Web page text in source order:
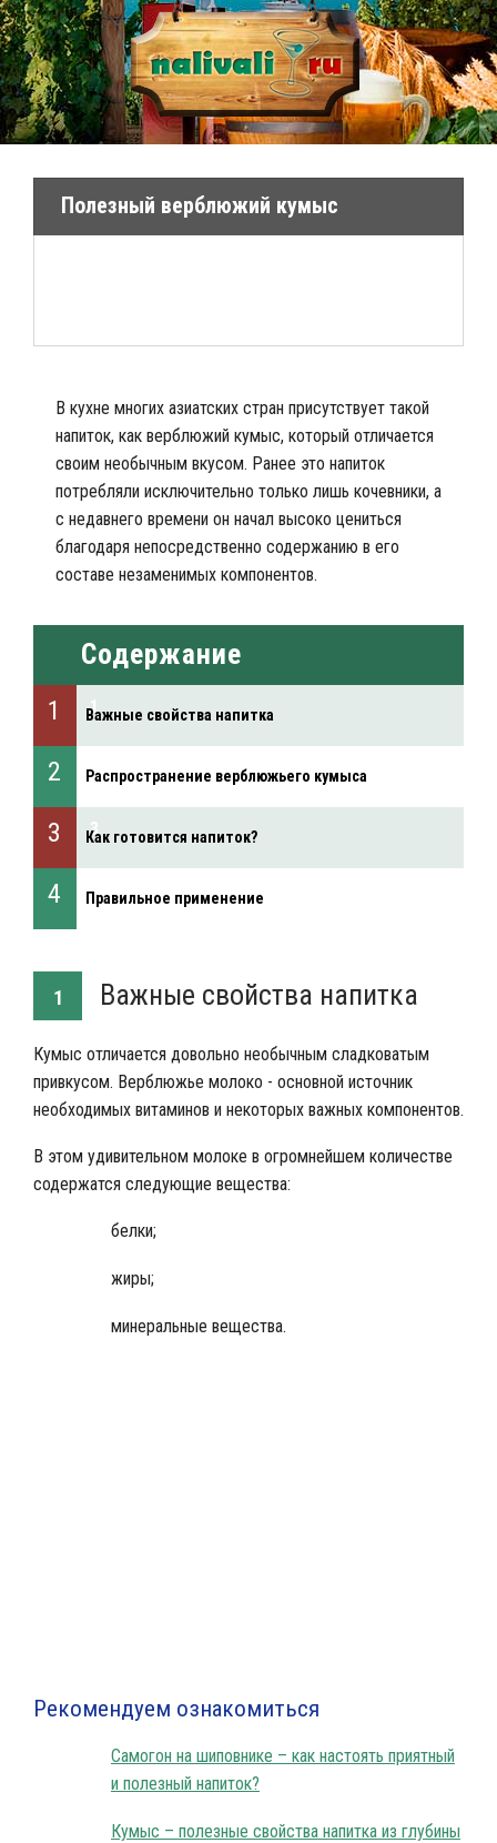
Полезный верблюжий кумыс
В кухне многих азиатских стран присутствует такой
напиток, как верблюжий кумыс, который отличается
своим необычным вкусом. Ранее это напиток
потребляли исключительно только лишь кочевники, а
с недавнего времени он начал высоко цениться
благодаря непосредственно содержанию в его
составе незаменимых компонентов.
Содержание
Важные свойства напитка
Распространение верблюжьего кумыса
Как готовится напиток?
Правильное применение
1 Важные свойства напитка
Кумыс отличается довольно необычным сладковатым
привкусом. Верблюжье молоко - основной источник
необходимых витаминов и некоторых важных компонентов.
В этом удивительном молоке в огромнейшем количестве
содержатся следующие вещества:
белки;
жиры;
минеральные вещества.
Рекомендуем ознакомиться
Самогон на шиповнике – как настоять приятный
и полезный напиток?
Кумыс – полезные свойства напитка из глубины